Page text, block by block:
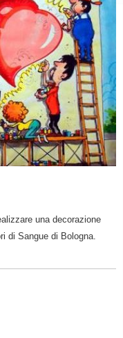
una decorazione
di Sangue di Bologna.